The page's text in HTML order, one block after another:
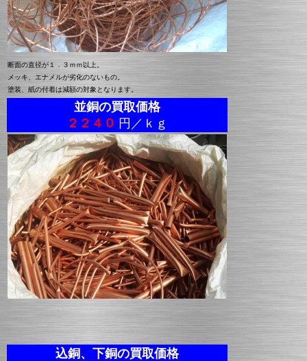
断面の直径が１．３ｍｍ以上。
メッキ、エナメルが劣化のないもの。
塗装、紙の付着は減額の対象となります。
並銅の買取価格
２２４０ 円／ｋｇ
込銅、下銅の買取価格